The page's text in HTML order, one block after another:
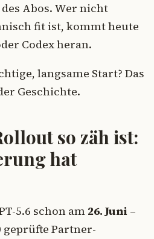
Abos. Wer nicht
fit ist, kommt heute
Codex heran.
langsame Start? Das
Geschichte.
so zäh ist:
hat
5.6 schon am 26. Juni –
Partner-